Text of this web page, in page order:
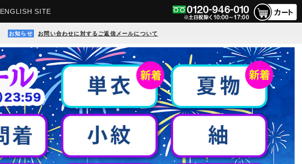
ENGLISH SITE
お知らせ お問い合わせに対するご返信メールについて